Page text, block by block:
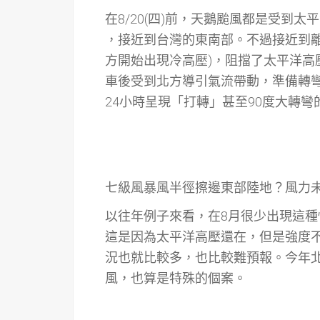
在8/20(四)前，天鵝颱風都是受到太
，接近到台灣的東南部。不過接近
方開始出現冷高壓)，阻擋了太平洋
車後受到北方導引氣流帶動，準備轉
24小時呈現「打轉」甚至90度大轉
七級風暴風半徑擦邊東部陸地？風力
以往年例子來看，在8月很少出現這
這是因為太平洋高壓還在，但是強度
況也就比較多，也比較難預報。今年
風，也算是特殊的個案。